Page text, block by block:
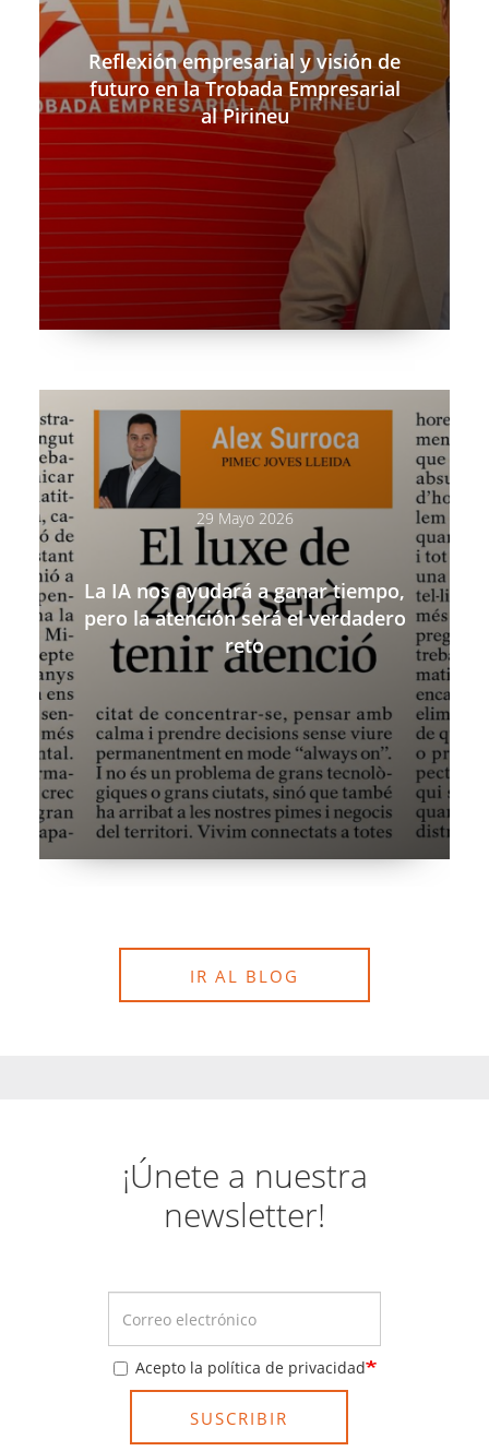
Reflexión empresarial y visión de
futuro en la Trobada Empresarial
al Pirineu
29 Mayo 2026
La IA nos ayudará a ganar tiempo,
pero la atención será el verdadero
reto
IR AL BLOG
¡Únete a nuestra
newsletter!
Acepto la política de privacidad
SUSCRIBIR